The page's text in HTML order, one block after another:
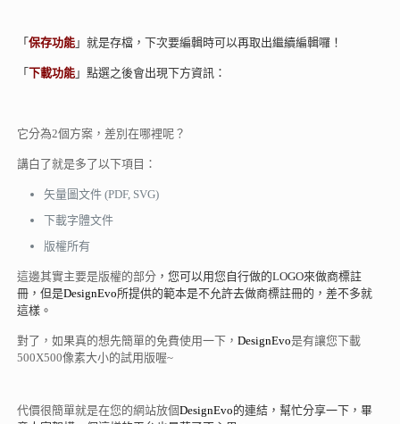
「保存功能 」就是存檔，下次要編輯時可以再取出繼續編輯囉！
「下載功能 」點選之後會出現下方資訊：
它分為2個方案，差別在哪裡呢？
講白了就是多了以下項目：
矢量圖文件 (PDF, SVG)
下載字體文件
版權所有
這邊其實主要是版權的部分 ，您可以用您自行做的LOGO來做商標註
冊，但是DesignEvo所提供的範本是不允許去做商標註冊的，差不多就
這樣。
對了，如果真的想先簡單的免費使用一下，DesignEvo是有讓您下載
500X500像素大小的試用版喔~
代價很簡單就是在您的網站放個DesignEvo的連結，幫忙分享一下，畢